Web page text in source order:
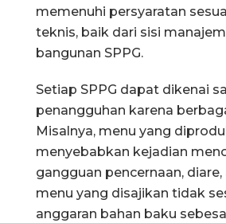
memenuhi persyaratan
teknis, baik dari sisi
bangunan SPPG.
Setiap SPPG dapat dikenai
penangguhan karena
Misalnya, menu yang
menyebabkan kejadian
gangguan pencernaan,
menu yang disajikan tidak
anggaran bahan baku